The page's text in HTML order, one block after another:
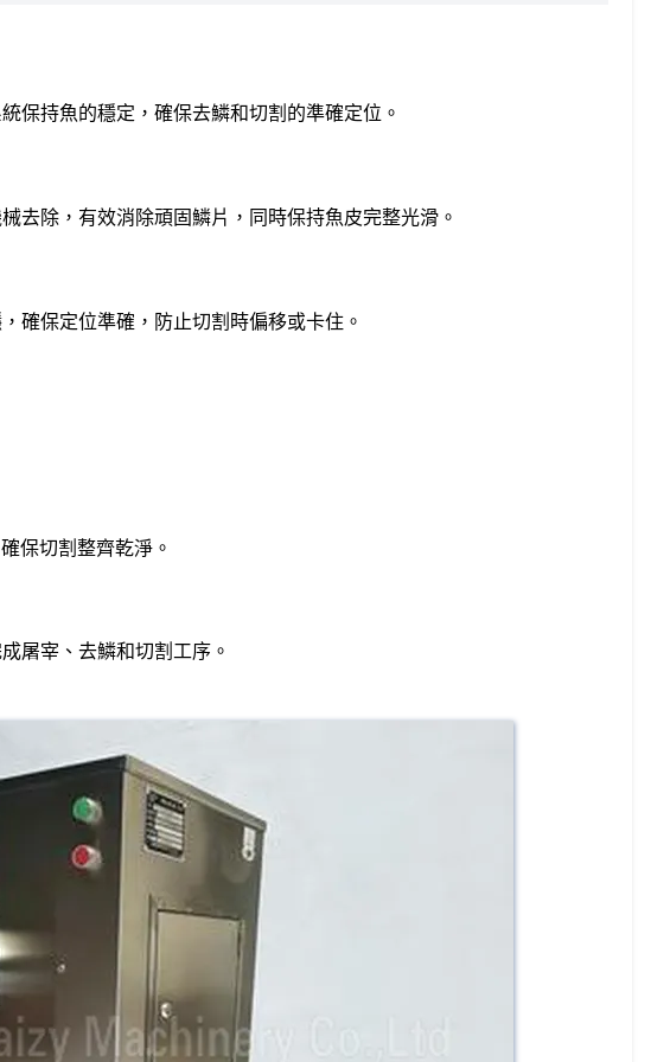
保持魚的穩定，確保去鱗和切割的準確定位。
去除，有效消除頑固鱗片，同時保持魚皮完整光滑。
確保定位準確，防止切割時偏移或卡住。
保切割整齊乾淨。
屠宰、去鱗和切割工序。